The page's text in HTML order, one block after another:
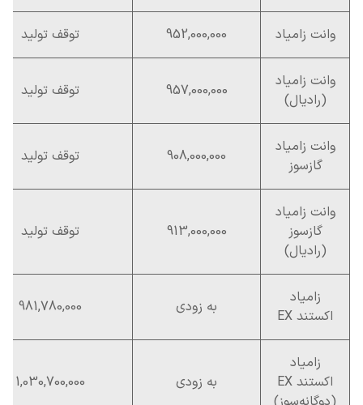
وانت زامیاد 952,000,000 توقف تولید
وانت زامیاد
(رادیال)
957,000,000 توقف تولید
وانت زامیاد
گازسوز
908,000,000 توقف تولید
وانت زامیاد
گازسوز
(رادیال)
913,000,000 توقف تولید
زامیاد
اکستند EX
به زودی 981,780,000
زامیاد
اکستند EX
به زودی 1,030,700,000